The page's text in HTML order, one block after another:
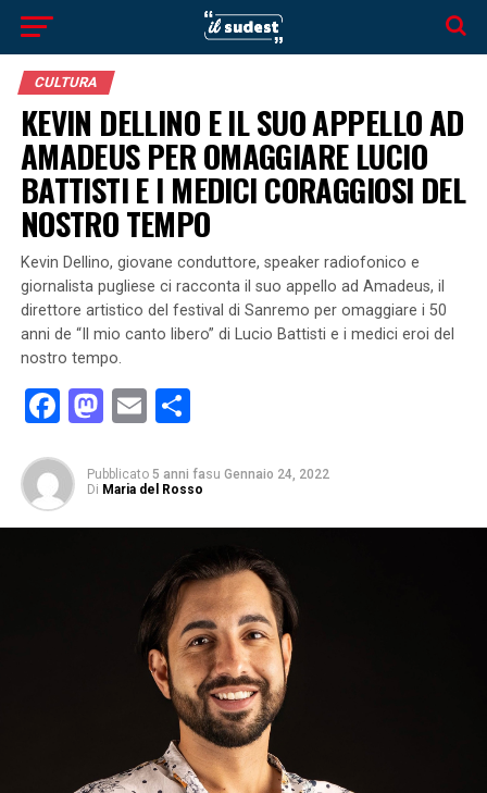
CULTURA
KEVIN DELLINO E IL SUO APPELLO AD
AMADEUS PER OMAGGIARE LUCIO
BATTISTI E I MEDICI CORAGGIOSI DEL
NOSTRO TEMPO
Kevin Dellino, giovane conduttore, speaker radiofonico e
giornalista pugliese ci racconta il suo appello ad Amadeus, il
direttore artistico del festival di Sanremo per omaggiare i 50
anni de “Il mio canto libero” di Lucio Battisti e i medici eroi del
nostro tempo.
Facebook
Mastodon
EmailCondividi
Pubblicato 5 anni fasu Gennaio 24, 2022
Di Maria del Rosso